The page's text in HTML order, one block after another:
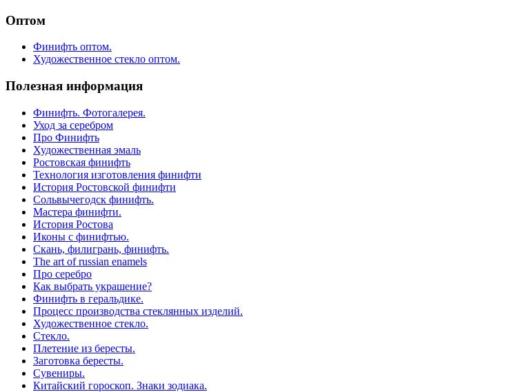
Оптом
Финифть оптом.
Художественное стекло оптом.
Полезная информация
Финифть. Фотогалерея.
Уход за серебром
Про Финифть
Художественная эмаль
Ростовская финифть
Технология изготовления финифти
История Ростовской финифти
Сольвычегодск финифть.
Мастера финифти.
История Ростова
Иконы с финифтью.
Скань, филигрань, финифть.
The art of russian enamels
Про серебро
Как выбрать украшение?
Финифть в геральдике.
Процесс производства стеклянных изделий.
Художественное стекло.
Стекло.
Плетение из бересты.
Заготовка бересты.
Сувениры.
Китайский гороскоп. Знаки зодиака.